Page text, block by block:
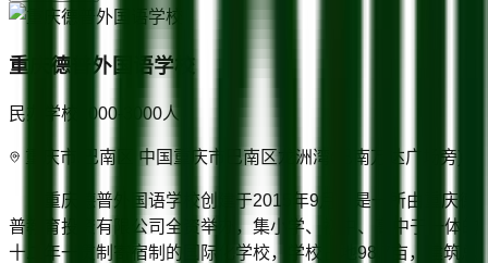
重庆德普外国语学校
民办学校 2000-3000人
重庆市/巴南区 中国重庆市巴南区龙洲湾(巴南万达广场旁)
重庆德普外国语学校创建于2015年9月，是一所由重庆德
普教育投资有限公司全资举办，集小学、初中、高中于一体的
十二年一贯制寄宿制的国际化学校，学校占地98.7亩，建筑总